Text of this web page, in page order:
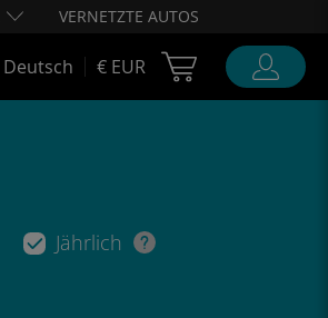
VERNETZTE AUTOS
Deutsch € EUR Cart Ubigi
Jährlich